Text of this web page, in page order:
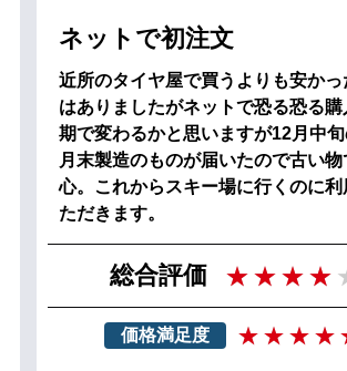
ネットで初注文
近所のタイヤ屋で買うよりも安か
はありましたがネットで恐る恐る
期で変わるかと思いますが12月中
月末製造のものが届いたので古い
心。これからスキー場に行くのに
ただきます。
総合評価
価格満足度